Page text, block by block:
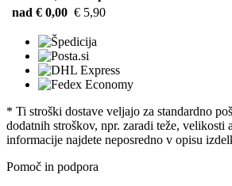
nad € 0,00 € 5,90
* Ti stroški dostave veljajo za standardno
dodatnih stroškov, npr. zaradi teže, velikosti
informacije najdete neposredno v opisu
Pomoč in podpora